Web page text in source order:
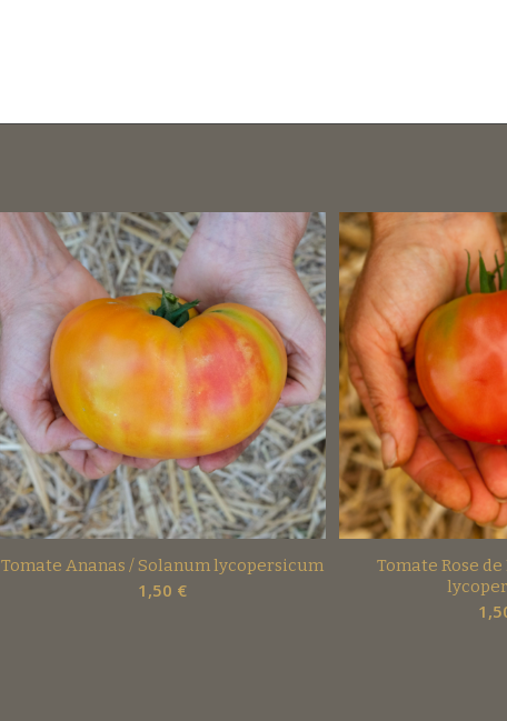
Tomate Ananas / Solanum lycopersicum
1,50 €
Tomate Rose